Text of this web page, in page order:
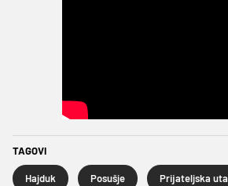
TAGOVI
Hajduk Posušje